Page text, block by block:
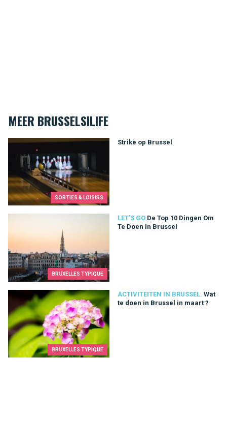
MEER BRUSSELSILIFE
SORTIES & LOISIRS
Strike op Brussel
Strike op Brussel
BRUXELLES TYPIQUE
LET'S GO De Top 10 Dingen Om
Te Doen In Brussel
De Top 10 Dingen Om Te Doen In Brussel
BRUXELLES TYPIQUE
ACTIVITEITEN IN BRUSSEL. Wat
te doen in Brussel in maart ?
Wat te doen in Brussel in maart ?